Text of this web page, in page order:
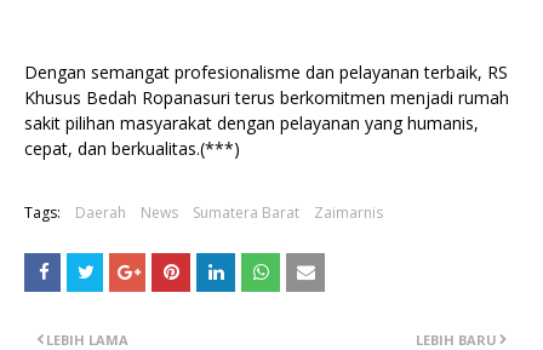
Dengan semangat profesionalisme dan pelayanan terbaik, RS
Khusus Bedah Ropanasuri terus berkomitmen menjadi rumah
sakit pilihan masyarakat dengan pelayanan yang humanis,
cepat, dan berkualitas.(***)
Tags: Daerah News Sumatera Barat Zaimarnis
LEBIH BARU
LEBIH LAMA